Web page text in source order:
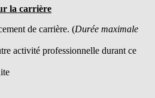
la carrière
de carrière. (Durée maximale
activité professionnelle durant ce